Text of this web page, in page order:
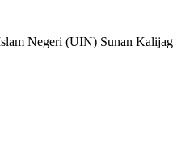
Negeri (UIN) Sunan